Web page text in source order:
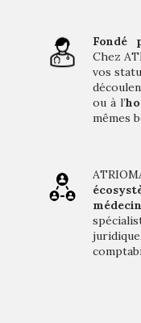
Fondé
Chez
vos
ou à l’
mêmes
médecin